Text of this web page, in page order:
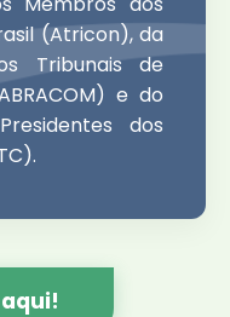
(Atricon), da
Tribunais de
e do
dos